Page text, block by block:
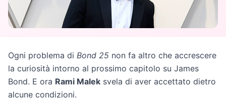
Ogni problema di Bond 25 non fa altro che accrescere
la curiosità intorno al prossimo capitolo su James
Bond. E ora Rami Malek svela di aver accettato dietro
alcune condizioni.